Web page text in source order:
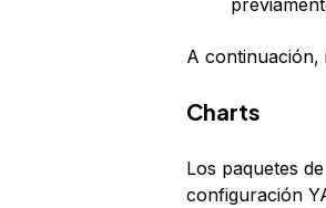
A continuación,
Charts
Los paquetes
configuración